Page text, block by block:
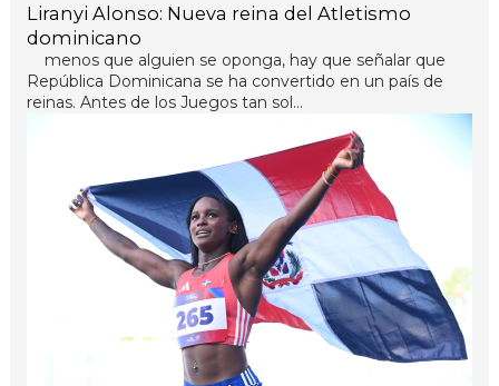
Liranyi Alonso: Nueva reina del Atletismo
dominicano
menos que alguien se oponga, hay que señalar que
República Dominicana se ha convertido en un país de
reinas. Antes de los Juegos tan sol...